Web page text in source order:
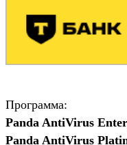
Программа:
Panda AntiVirus
Panda AntiVirus